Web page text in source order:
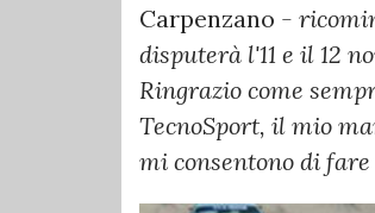
Carpenzano -
disputerà l'11 e il 12
Ringrazio come
TecnoSport, il mio
mi consentono di fare